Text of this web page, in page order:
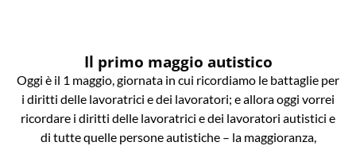
Il primo maggio autistico
Oggi è il 1 maggio, giornata in cui ricordiamo le battaglie per
i diritti delle lavoratrici e dei lavoratori; e allora oggi vorrei
ricordare i diritti delle lavoratrici e dei lavoratori autistici e
di tutte quelle persone autistiche – la maggioranza,